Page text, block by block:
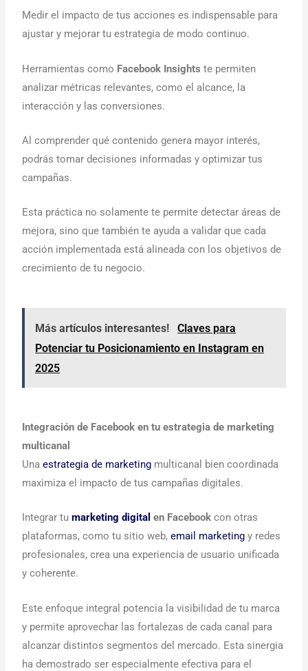
Medir el impacto de tus acciones es indispensable para
ajustar y mejorar tu estrategia de modo continuo.
Herramientas como Facebook Insights te permiten
analizar métricas relevantes, como el alcance, la
interacción y las conversiones.
Al comprender qué contenido genera mayor interés,
podrás tomar decisiones informadas y optimizar tus
campañas.
Esta práctica no solamente te permite detectar áreas de
mejora, sino que también te ayuda a validar que cada
acción implementada está alineada con los objetivos de
crecimiento de tu negocio.
Más artículos interesantes!
Claves para
Potenciar tu Posicionamiento en Instagram en
2025
Integración de Facebook en tu estrategia de marketing
multicanal
Unaestrategia de marketing multicanal bien coordinada
maximiza el impacto de tus campañas digitales.
Integrar tumarketing digital en Facebook con otras
plataformas, como tu sitio web,email marketing y redes
profesionales, crea una experiencia de usuario unificada
y coherente.
Este enfoque integral potencia la visibilidad de tu marca
y permite aprovechar las fortalezas de cada canal para
alcanzar distintos segmentos del mercado. Esta sinergia
ha demostrado ser especialmente efectiva para el